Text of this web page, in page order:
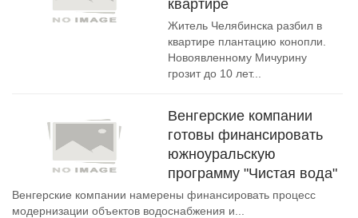
квартире
Житель Челябинска разбил в
квартире плантацию конопли.
Новоявленному Мичурину
грозит до 10 лет...
Венгерские компании
готовы финансировать
южноуральскую
программу "Чистая вода"
Венгерские компании намерены финансировать процесс
модернизации объектов водоснабжения и...